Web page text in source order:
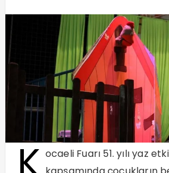
ocaeli Fuarı 51. yılı yaz